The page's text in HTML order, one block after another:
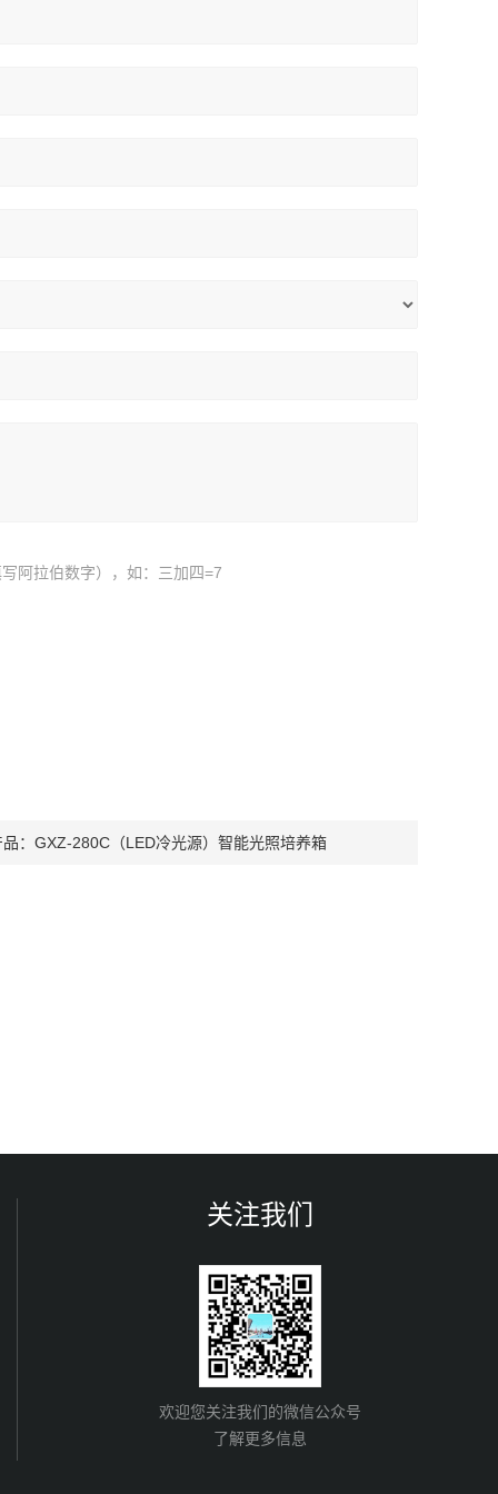
阿拉伯数字），如：三加四=7
： GXZ-280C（LED冷光源）智能光照培养箱
关注我们
欢迎您关注我们的微信公众号
了解更多信息